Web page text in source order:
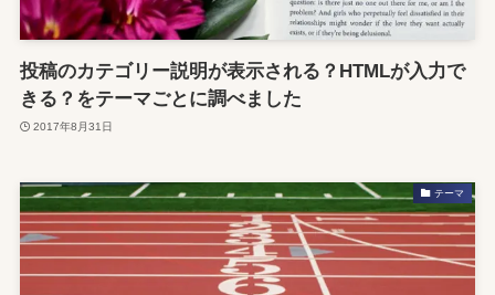
投稿のカテゴリー説明が表示される？HTMLが入力で
きる？をテーマごとに調べました
2017年8月31日
テーマ